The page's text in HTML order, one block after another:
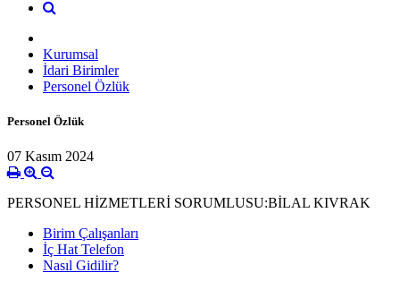
Kurumsal
İdari Birimler
Personel Özlük
Personel Özlük
07 Kasım 2024
PERSONEL HİZMETLERİ SORUMLUSU:BİLAL KIVRAK
Birim Çalışanları
İç Hat Telefon
Nasıl Gidilir?